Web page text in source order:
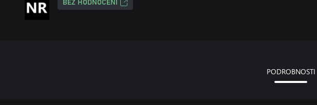
BEZ HODNOCENÍ
PODROBNOSTI